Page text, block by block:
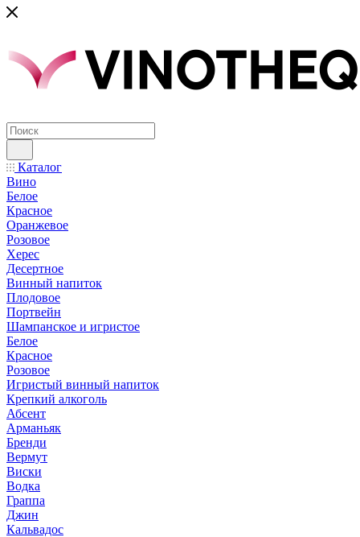
Каталог
Вино
Белое
Красное
Оранжевое
Розовое
Херес
Десертное
Винный напиток
Плодовое
Портвейн
Шампанское и игристое
Белое
Красное
Розовое
Игристый винный напиток
Крепкий алкоголь
Абсент
Арманьяк
Бренди
Вермут
Виски
Водка
Граппа
Джин
Кальвадос